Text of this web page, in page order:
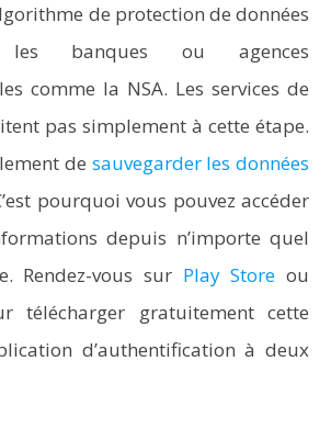
de protection de données
banques ou agences
comme la NSA. Les services de
pas simplement à cette étape.
de sauvegarder les données
pourquoi vous pouvez accéder
depuis n’importe quel
Rendez-vous sur Play Store ou
télécharger gratuitement cette
d’authentification à deux